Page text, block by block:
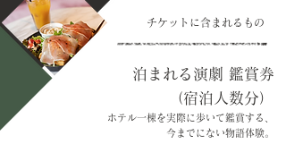
チケットに含まれるもの
泊まれる演劇 鑑賞券
（宿泊人数分）
ホテル一棟を実際に歩いて鑑賞する、
今までにない物語体験。